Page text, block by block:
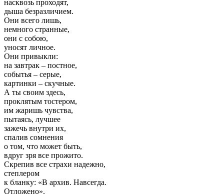
насквозь проходят,
дыша безразличием.
Они всего лишь,
немного странные,
они с собою,
уносят личное.
Они привыкли:
на завтрак – постное,
событья – серые,
картинки – скучные.
А ты своим здесь,
проклятым тостером,
им жаришь чувства,
пытаясь, лучшее
зажечь внутри их,
спалив сомнения
о том, что может быть,
вдруг зря все прожито.
Скрепив все страхи надежно,
степлером
к бланку: «В архив. Навсегда.
Отложено».